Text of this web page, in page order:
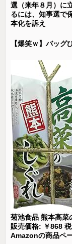
選（来年８月）に
るには、知事選で
本化を訴え
【爆笑ｗ】バッグ
菊池食品 熊本高菜
販売価格: ￥868
Amazonの商品ペ